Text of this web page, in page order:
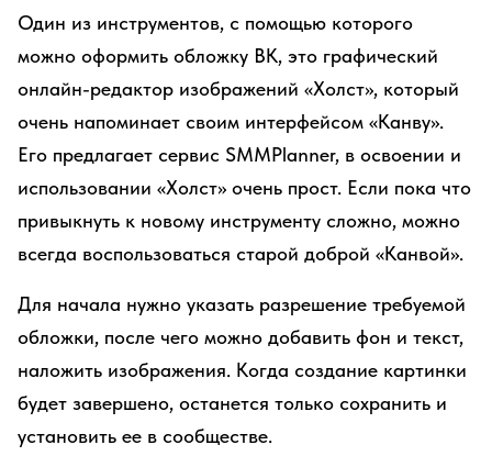
Один из инструментов, с помощью которого
можно оформить обложку ВК, это графический
онлайн-редактор изображений «Холст», который
очень напоминает своим интерфейсом «Канву».
Его предлагает сервис SMMPlanner, в освоении и
использовании «Холст» очень прост. Если пока что
привыкнуть к новому инструменту сложно, можно
всегда воспользоваться старой доброй «Канвой».
Для начала нужно указать разрешение требуемой
обложки, после чего можно добавить фон и текст,
наложить изображения. Когда создание картинки
будет завершено, останется только сохранить и
установить ее в сообществе.